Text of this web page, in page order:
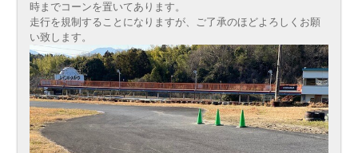
時までコーンを置いてあります。
走行を規制することになりますが、ご了承のほどよろしくお願
い致します。